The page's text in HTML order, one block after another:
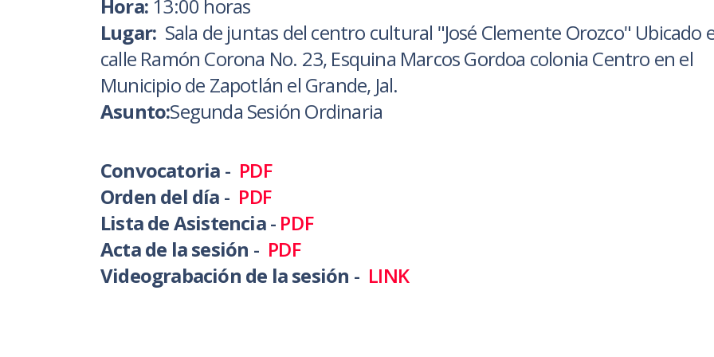
Hora: 13:00 horas
Lugar: Sala de juntas del centro cultural "José Clemente Orozco" Ubicado
calle Ramón Corona No. 23, Esquina Marcos Gordoa colonia Centro en el
Municipio de Zapotlán el Grande, Jal.
Asunto:Segunda Sesión Ordinaria
Convocatoria - PDF
Orden del día - PDF
Lista de Asistencia- PDF
Acta de la sesión - PDF
Videograbación de la sesión - LINK